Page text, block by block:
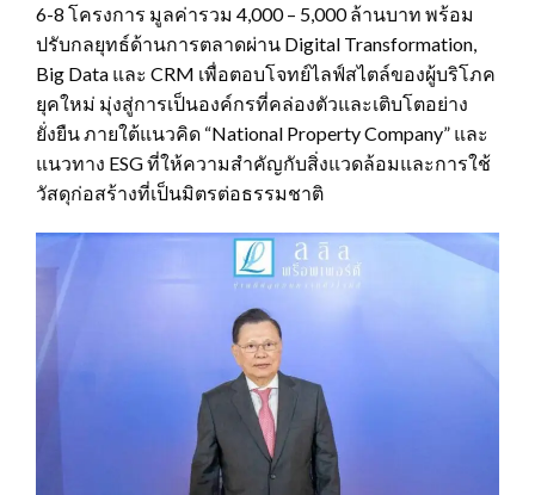
6-8 โครงการ มูลค่ารวม 4,000 – 5,000 ล้านบาท พร้อม
ปรับกลยุทธ์ด้านการตลาดผ่าน Digital Transformation,
Big Data และ CRM เพื่อตอบโจทย์ไลฟ์สไตล์ของผู้บริโภค
ยุคใหม่ มุ่งสู่การเป็นองค์กรที่คล่องตัวและเติบโตอย่าง
ยั่งยืน ภายใต้แนวคิด “National Property Company” และ
แนวทาง ESG ที่ให้ความสำคัญกับสิ่งแวดล้อมและการใช้
วัสดุก่อสร้างที่เป็นมิตรต่อธรรมชาติ